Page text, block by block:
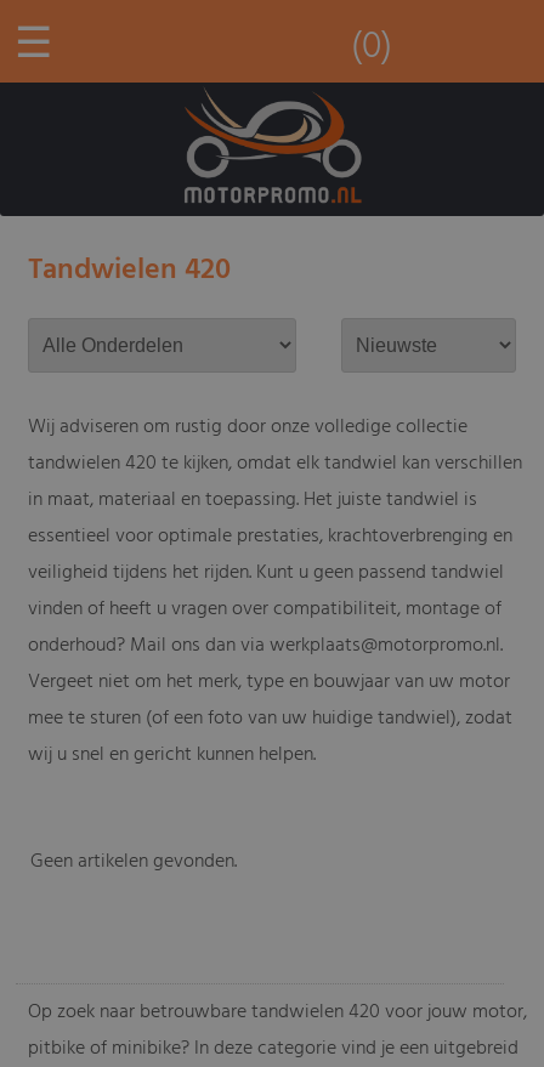
☰ (0)
Tandwielen 420
Wij adviseren om rustig door onze volledige collectie
tandwielen 420 te kijken, omdat elk tandwiel kan verschillen
in maat, materiaal en toepassing. Het juiste tandwiel is
essentieel voor optimale prestaties, krachtoverbrenging en
veiligheid tijdens het rijden. Kunt u geen passend tandwiel
vinden of heeft u vragen over compatibiliteit, montage of
onderhoud? Mail ons dan viawerkplaats@motorpromo.nl.
Vergeet niet om het merk, type en bouwjaar van uw motor
mee te sturen (of een foto van uw huidige tandwiel), zodat
wij u snel en gericht kunnen helpen.
Geen artikelen gevonden.
Op zoek naar betrouwbare tandwielen 420 voor jouw motor,
pitbike of minibike? In deze categorie vind je een uitgebreid